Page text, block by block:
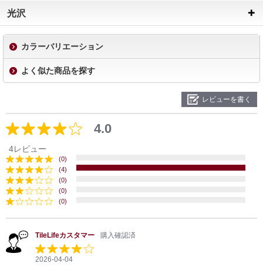
光沢
カラーバリエーション
よく似た商品を探す
レビューを書く
4.0
4レビュー
(0)
(4)
(0)
(0)
(0)
TileLifeカスタマー 購入確認済
2026-04-04